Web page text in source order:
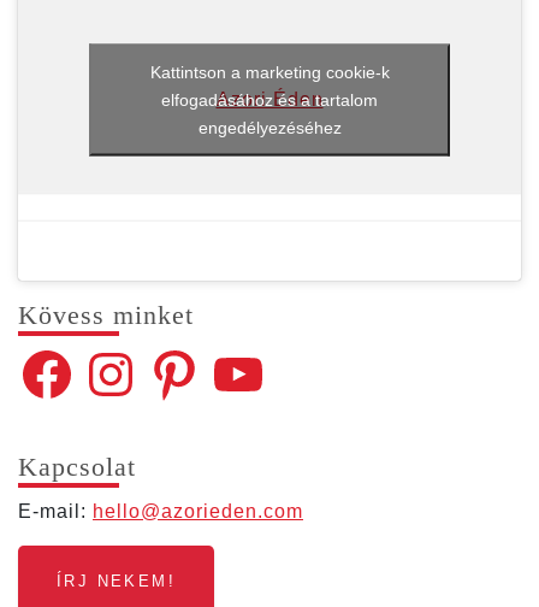
Azori Éden
Kattintson a marketing cookie-k
elfogadásához és a tartalom
engedélyezéséhez
Kövess min­ket
FacebookInstagramPinterestYouTube
Kap­cso­lat
E‑mail: hello@​azorieden.​com
ÍRJ NEKEM!